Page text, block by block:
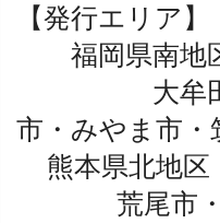
【発行エリア】
福岡県南地
大牟田市
市・みやま市・
熊本県北地区
荒尾市・玉